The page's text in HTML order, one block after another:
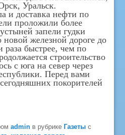
Уральск.
и доставка нефти по
проложили более
запели гудки
железной дороге до
раза быстрее, чем по
строительство
с юга на север через
Перед вами
покорителей
admin в рубрике Газеты с